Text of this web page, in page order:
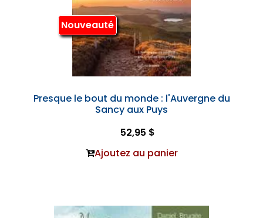
Nouveauté
Presque le bout du monde : l'Auvergne du
Sancy aux Puys
52,95 $
Ajoutez au panier